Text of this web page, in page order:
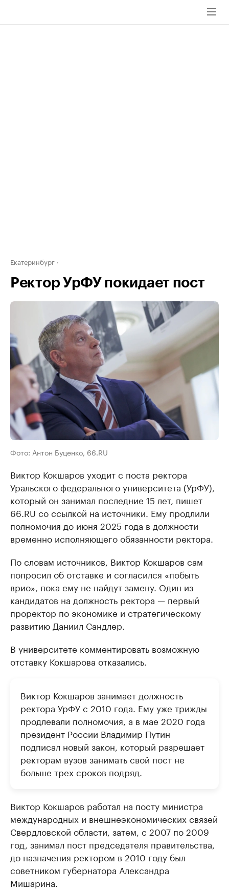
Екатеринбург
Ректор УрФУ покидает пост
Фото: Антон Буценко, 66.RU
Виктор Кокшаров уходит с поста ректора
Уральского федерального университета (УрФУ),
который он занимал последние 15 лет, пишет
66.RU со ссылкой на источники. Ему продлили
полномочия до июня 2025 года в должности
временно исполняющего обязанности ректора.
По словам источников, Виктор Кокшаров сам
попросил об отставке и согласился «побыть
врио», пока ему не найдут замену. Один из
кандидатов на должность ректора — первый
проректор по экономике и стратегическому
развитию Даниил Сандлер.
В университете комментировать возможную
отставку Кокшарова отказались.
Виктор Кокшаров занимает должность
ректора УрФУ с 2010 года. Ему уже трижды
продлевали полномочия, а в мае 2020 года
президент России Владимир Путин
подписал новый закон, который разрешает
ректорам вузов занимать свой пост не
больше трех сроков подряд.
Виктор Кокшаров работал на посту министра
международных и внешнеэкономических связей
Свердловской области, затем, с 2007 по 2009
год, занимал пост председателя правительства,
до назначения ректором в 2010 году был
советником губернатора Александра
Мишарина.